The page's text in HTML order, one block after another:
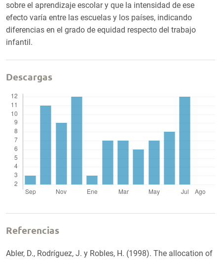
sobre el aprendizaje escolar y que la intensidad de ese
efecto varía entre las escuelas y los países, indicando
diferencias en el grado de equidad respecto del trabajo
infantil.
Descargas
Referencias
Abler, D., Rodríguez, J. y Robles, H. (1998). The allocation of